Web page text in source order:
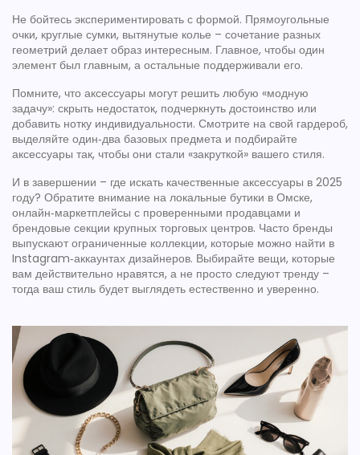
Не бойтесь экспериментировать с формой. Прямоугольные
очки, круглые сумки, вытянутые колье – сочетание разных
геометрий делает образ интересным. Главное, чтобы один
элемент был главным, а остальные поддерживали его.
Помните, что аксессуары могут решить любую «модную
задачу»: скрыть недостаток, подчеркнуть достоинство или
добавить нотку индивидуальности. Смотрите на свой гардероб,
выделяйте один‑два базовых предмета и подбирайте
аксессуары так, чтобы они стали «закруткой» вашего стиля.
И в завершении – где искать качественные аксессуары в 2025
году? Обратите внимание на локальные бутики в Омске,
онлайн‑маркетплейсы с проверенными продавцами и
брендовые секции крупных торговых центров. Часто бренды
выпускают ограниченные коллекции, которые можно найти в
Instagram‑аккаунтах дизайнеров. Выбирайте вещи, которые
вам действительно нравятся, а не просто следуют тренду –
тогда ваш стиль будет выглядеть естественно и уверенно.